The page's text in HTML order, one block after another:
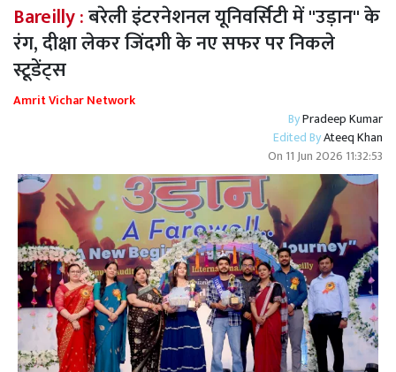
Bareilly :बरेली इंटरनेशनल यूनिवर्सिटी में ''उड़ान'' के
रंग, दीक्षा लेकर जिंदगी के नए सफर पर निकले
स्टूडेंट्स
Amrit Vichar Network
ByPradeep Kumar
Edited ByAteeq Khan
On 11 Jun 2026 11:32:53